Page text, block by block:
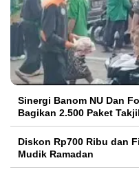
Sinergi Banom NU Dan
Bagikan 2.500 Paket
Diskon Rp700 Ribu dan
Mudik Ramadan